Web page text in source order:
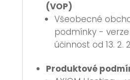
(VOP)
Všeobecné
podmínky - verze
účinnost od 13. 2.
Produktové